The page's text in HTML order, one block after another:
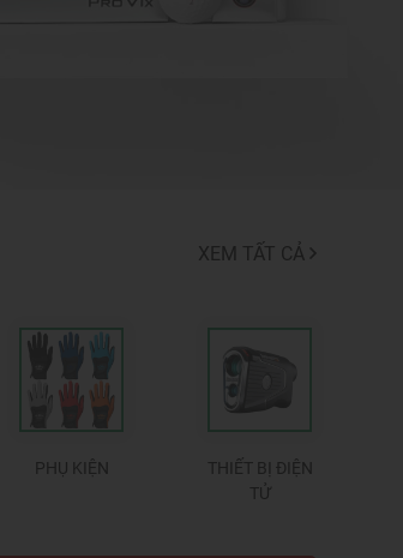
XEM TẤT CẢ
PHỤ KIỆN
THIẾT BỊ ĐIỆN
TỬ